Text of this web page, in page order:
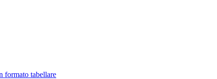
formato tabellare